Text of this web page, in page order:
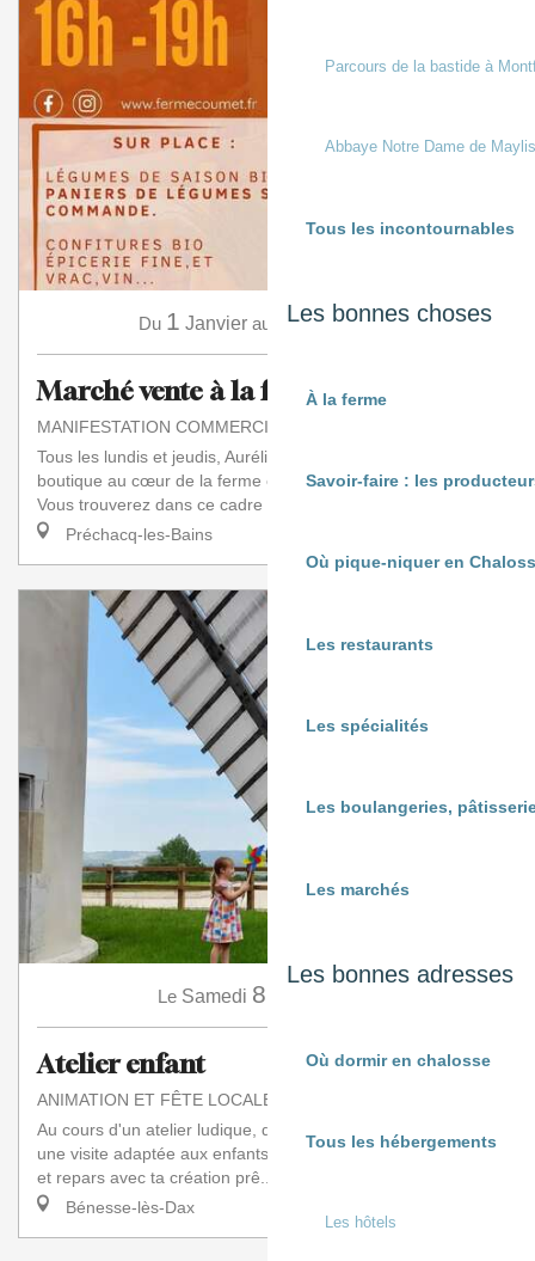
Parcours de la bastide à
Abbaye Notre Dame de Maylis
Tous les incontournables
Les bonnes choses
À la ferme
Savoir-faire : les
Où pique-niquer en
Les restaurants
Les spécialités
Les boulangeries,
Les marchés
Les bonnes adresses
Où dormir en chalosse
Tous les hébergements
Les hôtels
Du 1 Janvier au 31 Décembre
Marché vente à la ferme
MANIFESTATION COMMERCIALE
Tous les lundis et jeudis, Aurélie vous accueille dans sa
boutique au cœur de la ferme en maraîchage biologique.
Vous trouverez dans ce cadre agréable...
Préchacq-les-Bains
Le Samedi 8
Atelier enfant
ANIMATION ET FÊTE LOCALE
Au cours d'un atelier ludique, découvre le moulin à travers
une visite adaptée aux enfants. Fabrique ton propre moulin
et repars avec ta création prê...
Bénesse-lès-Dax